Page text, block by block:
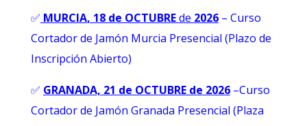
✅ MURCIA, 18 de OCTUBREde 2026– Curso
Cortador de Jamón Murcia Presencial (Plazo de
Inscripción Abierto)
✅ GRANADA, 21 de OCTUBRE de 2026–Curso
Cortador de Jamón Granada Presencial (Plaza